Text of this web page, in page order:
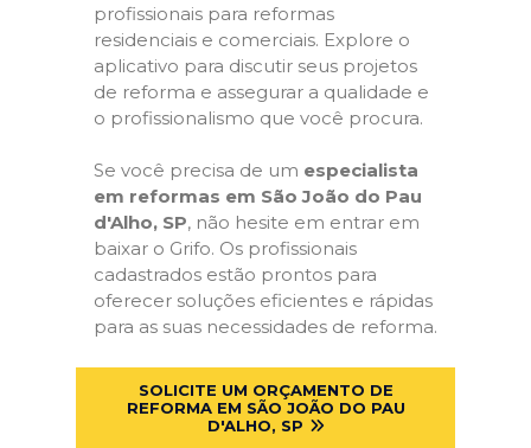
profissionais para reformas
residenciais e comerciais. Explore o
aplicativo para discutir seus projetos
de reforma e assegurar a qualidade e
o profissionalismo que você procura.
Se você precisa de um especialista
em reformas em São João do Pau
d'Alho, SP, não hesite em entrar em
baixar o Grifo. Os profissionais
cadastrados estão prontos para
oferecer soluções eficientes e rápidas
para as suas necessidades de reforma.
SOLICITE UM ORÇAMENTO DE
REFORMA EM SÃO JOÃO DO PAU
D'ALHO, SP